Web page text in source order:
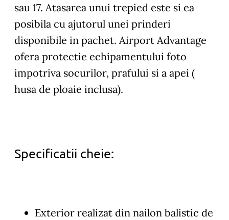
sau 17. Atasarea unui trepied este si ea
posibila cu ajutorul unei prinderi
disponibile in pachet. Airport Advantage
ofera protectie echipamentului foto
impotriva socurilor, prafului si a apei (
husa de ploaie inclusa).
Specificatii cheie:
Exterior realizat din nailon balistic de